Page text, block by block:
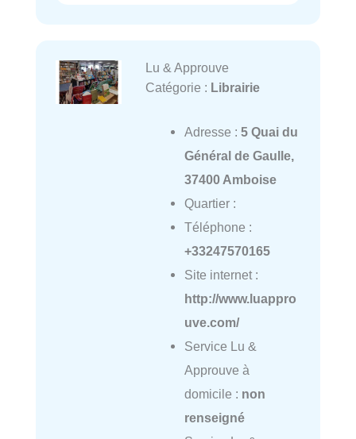
Lu & Approuve
Catégorie : Librairie
Adresse : 5 Quai du
Général de Gaulle,
37400 Amboise
Quartier :
Téléphone :
+33247570165
Site internet :
http://www.luappro
uve.com/
Service Lu &
Approuve à
domicile : non
renseigné